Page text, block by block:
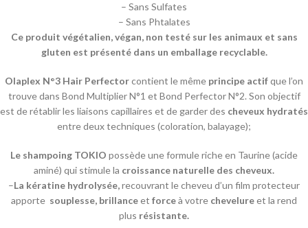
– Sans Sulfates
– Sans Phtalates
Ce produit végétalien, végan, non testé sur les animaux et sans
gluten est présenté dans un emballage recyclable.
Olaplex N°3 Hair Perfectorcontient le même principe actifque l’on
trouve dans Bond Multiplier N°1 et Bond Perfector N°2. Son objectif
est de rétablir les liaisons capillaires et de garder des cheveux hydratés
entre deux techniques (coloration, balayage);
Le shampoing TOKIO possède une formule riche en Taurine (acide
aminé) qui stimule la croissance naturelle des cheveux.
–La kératine hydrolysée,recouvrant le cheveu d’un film protecteur
apporte souplesse, brillanceet forceà votre chevelureet la rend
plus résistante.